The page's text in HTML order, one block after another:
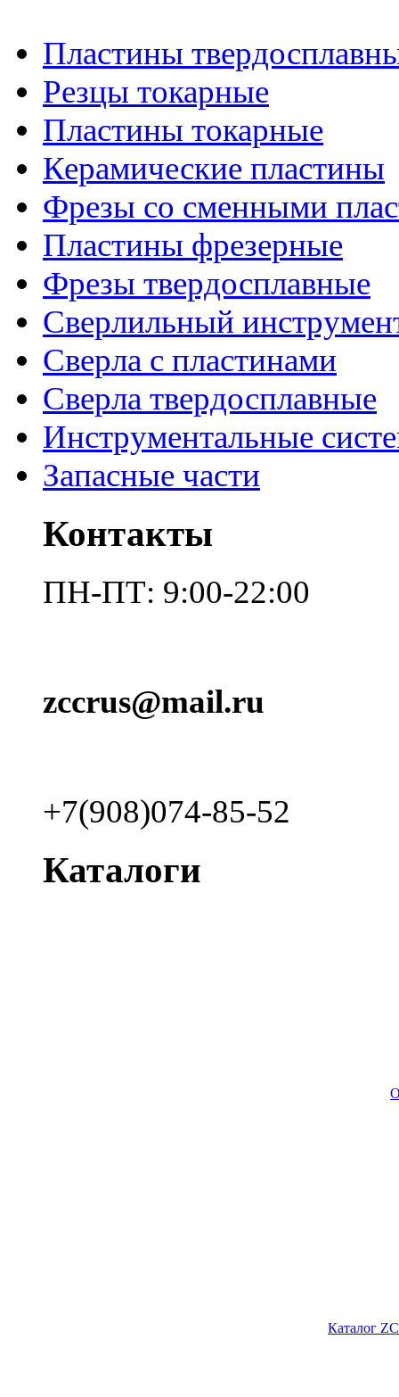
Пластины
Резцы токарные
Пластины токарные
Керамические пластины
Фрезы со сменными
Пластины фрезерные
Фрезы твердосплавные
Сверлильный
Сверла с пластинами
Сверла твердосплавные
Инструментальные
Запасные части
Контакты
ПН-ПТ: 9:00-22:00
zccrus@mail.ru
+7(908)074-85-52
Каталоги
Каталог